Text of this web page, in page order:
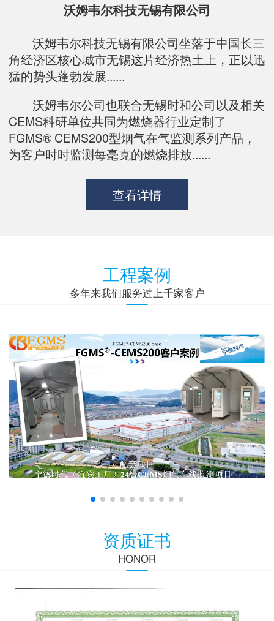
沃姆韦尔科技无锡有限公司
沃姆韦尔科技无锡有限公司坐落于中国长三
角经济区核心城市无锡这片经济热土上，正以迅
猛的势头蓬勃发展......
沃姆韦尔公司也联合无锡时和公司以及相关
CEMS科研单位共同为燃烧器行业定制了
FGMS® CEMS200型烟气在气监测系列产品，
为客户时时监测每毫克的燃烧排放......
查看详情
工程案例
多年来我们服务过上千家客户
资质证书
HONOR